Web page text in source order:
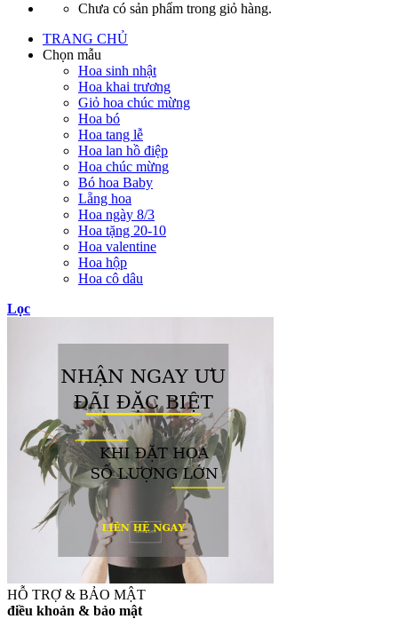
Chưa có sản phẩm trong giỏ hàng.
TRANG CHỦ
Chọn mẫu
Hoa sinh nhật
Hoa khai trương
Giỏ hoa chúc mừng
Hoa bó
Hoa tang lễ
Hoa lan hồ điệp
Hoa chúc mừng
Bó hoa Baby
Lẵng hoa
Hoa ngày 8/3
Hoa tặng 20-10
Hoa valentine
Hoa hộp
Hoa cô dâu
Lọc
HỖ TRỢ & BẢO MẬT
điều khoản & bảo mật